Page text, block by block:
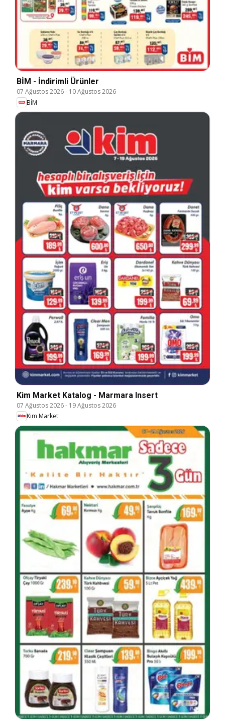
BİM - İndirimli Ürünler
07 Ağustos 2026- 10 Ağustos 2026
BİM
Kim Market Katalog - Marmara Insert
07 Ağustos 2026- 19 Ağustos 2026
Kim Market